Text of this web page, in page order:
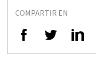
COMPARTIR EN